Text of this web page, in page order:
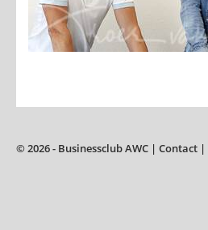
© 2026 - Businessclub AWC | Contact |